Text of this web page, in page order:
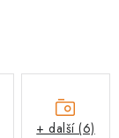
+ další (6)